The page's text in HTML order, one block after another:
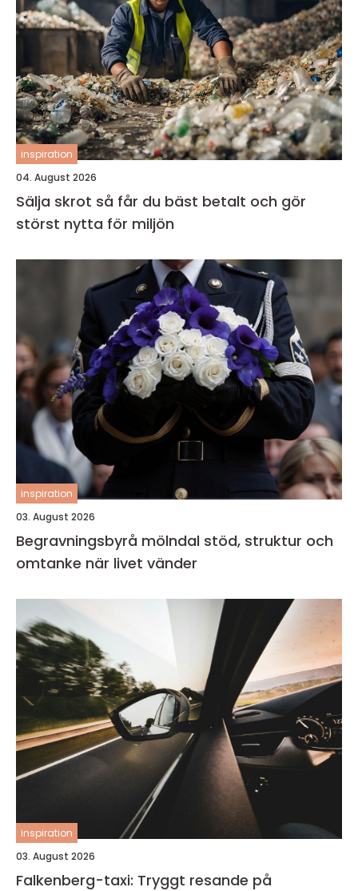
inspiration
04. August 2026
Sälja skrot så får du bäst betalt och gör
störst nytta för miljön
inspiration
03. August 2026
Begravningsbyrå mölndal stöd, struktur och
omtanke när livet vänder
inspiration
03. August 2026
Falkenberg-taxi: Tryggt resande på